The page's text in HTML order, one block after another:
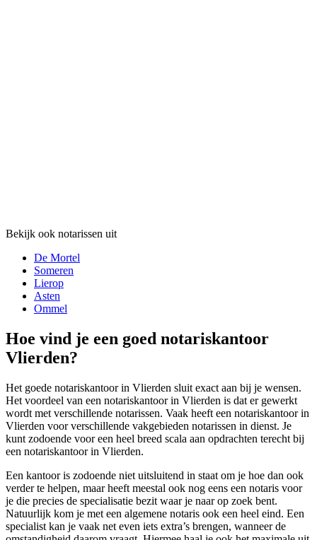
Bekijk ook notarissen uit
De Mortel
Someren
Lierop
Asten
Ommel
Hoe vind je een goed notariskantoor
Vlierden?
Het goede notariskantoor in Vlierden sluit exact aan bij je wensen.
Het voordeel van een notariskantoor in Vlierden is dat er gewerkt
wordt met verschillende notarissen. Vaak heeft een notariskantoor in
Vlierden voor verschillende vakgebieden notarissen in dienst. Je
kunt zodoende voor een heel breed scala aan opdrachten terecht bij
een notariskantoor in Vlierden.
Een kantoor is zodoende niet uitsluitend in staat om je hoe dan ook
verder te helpen, maar heeft meestal ook nog eens een notaris voor
je die precies de specialisatie bezit waar je naar op zoek bent.
Natuurlijk kom je met een algemene notaris ook een heel eind. Een
specialist kan je vaak net even iets extra’s brengen, wanneer de